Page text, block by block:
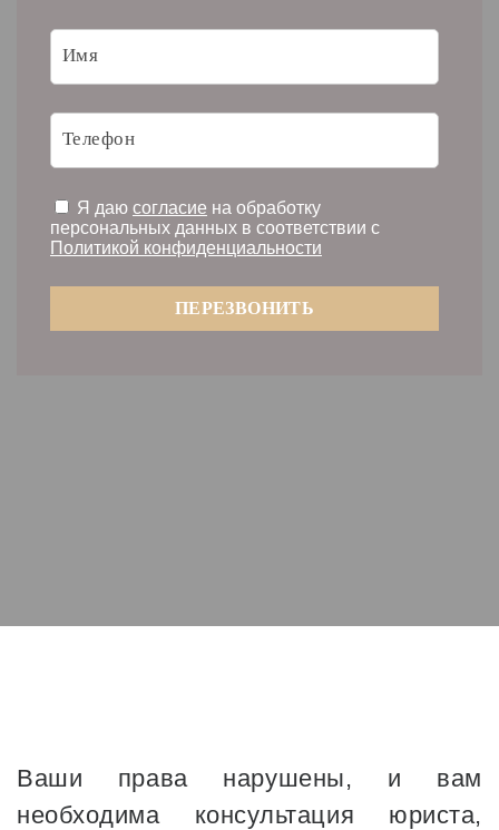
Я даю согласие на обработку
персональных данных в соответствии с
Политикой конфиденциальности
ПЕРЕЗВОНИТЬ
Ваши права нарушены, и вам
необходима консультация юриста,